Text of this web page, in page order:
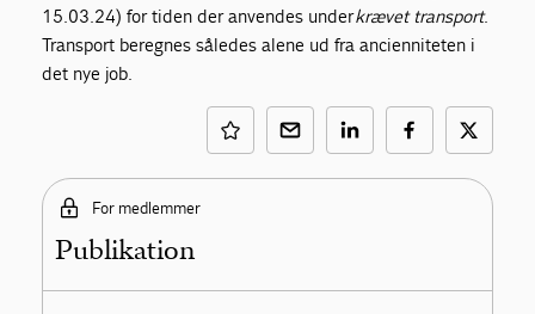
15.03.24) for tiden der anvendes underkrævet transport.
Transport beregnes således alene ud fra ancienniteten i
det nye job.
For medlemmer
Publikation